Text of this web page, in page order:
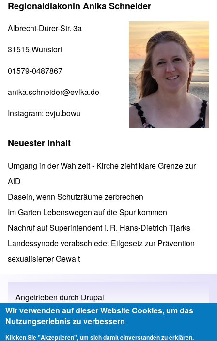
Regionaldiakonin Anika Schneider
Albrecht-Dürer-Str. 3a
31515 Wunstorf
01579-0487867
anika.schneider@evlka.de
Instagram: evju.bowu
Neuester Inhalt
Umgang in der Wahlzeit - Kirche zieht klare Grenze zur
AfD
Dasein, wenn Schutzräume zerbrechen
Im Garten Lebenswegen auf die Spur kommen
Nachruf auf Superintendent i. R. Hans-Dietrich Tjarks
Landessynode verabschiedet Eilgesetz zur Prävention
sexualisierter Gewalt
Angetrieben durch Drupal
Wir verwenden auf dieser Website Cookies, um das
Nutzungserlebnis zu verbessern
Klicken Sie "Akzeptieren", um sich damit einverstanden zu erklären.